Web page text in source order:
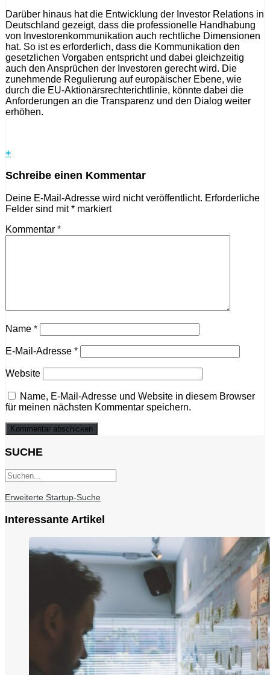
Darüber hinaus hat die Entwicklung der Investor Relations in
Deutschland gezeigt, dass die professionelle Handhabung
von Investorenkommunikation auch rechtliche Dimensionen
hat. So ist es erforderlich, dass die Kommunikation den
gesetzlichen Vorgaben entspricht und dabei gleichzeitig
auch den Ansprüchen der Investoren gerecht wird. Die
zunehmende Regulierung auf europäischer Ebene, wie
durch die EU-Aktionärsrechterichtlinie, könnte dabei die
Anforderungen an die Transparenz und den Dialog weiter
erhöhen.
+
Schreibe einen Kommentar
Deine E-Mail-Adresse wird nicht veröffentlicht. Erforderliche
Felder sind mit* markiert
Kommentar *
Name *
E-Mail-Adresse *
Website
Name, E-Mail-Adresse und Website in diesem Browser
für meinen nächsten Kommentar speichern.
SUCHE
Erweiterte Startup-Suche
Interessante Artikel